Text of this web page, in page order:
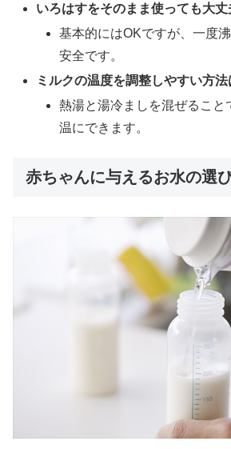
いろはすをそのまま使っても大丈
基本的にはOKですが、一度
安全です。
ミルクの温度を調整しやすい方法
熱湯と湯冷ましを混ぜること
温にできます。
赤ちゃんに与えるお水の選